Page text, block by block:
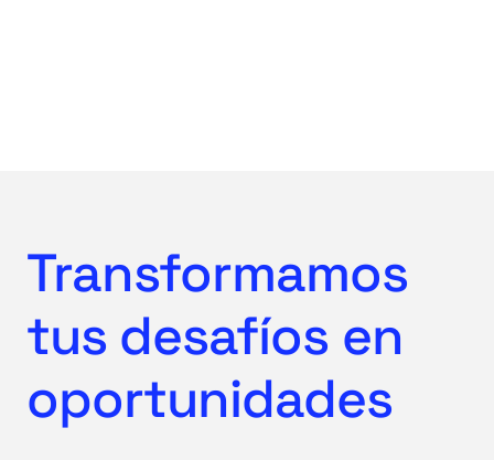
Transformamos
tus desafíos en
oportunidades